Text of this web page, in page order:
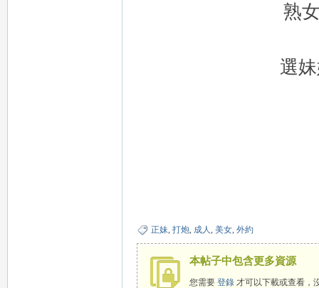
熟
選
正妹, 打炮, 成人, 美女, 外約
本帖子中包含更多資源
您需要 登錄 才可以下載或查看，